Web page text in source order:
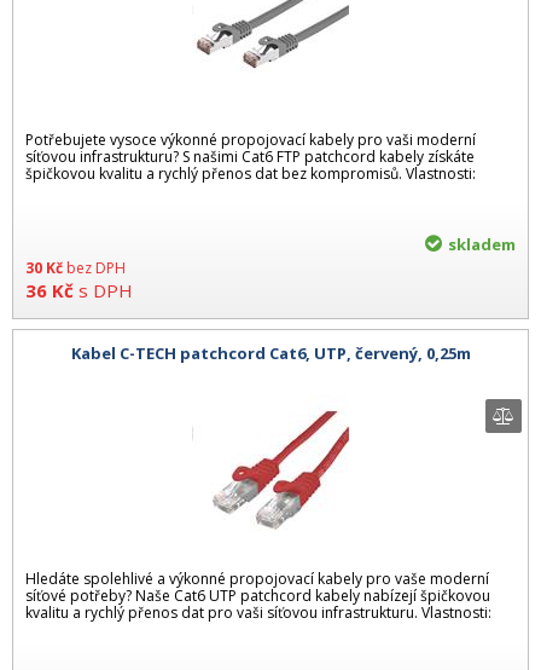
Potřebujete vysoce výkonné propojovací kabely pro vaši moderní
síťovou infrastrukturu? S našimi Cat6 FTP patchcord kabely získáte
špičkovou kvalitu a rychlý přenos dat bez kompromisů. Vlastnosti:
30 Kč bez DPH
36 Kč s DPH
skladem
Kabel C-TECH patchcord Cat6, UTP, červený, 0,25m
Hledáte spolehlivé a výkonné propojovací kabely pro vaše moderní
síťové potřeby? Naše Cat6 UTP patchcord kabely nabízejí špičkovou
kvalitu a rychlý přenos dat pro vaši síťovou infrastrukturu. Vlastnosti: